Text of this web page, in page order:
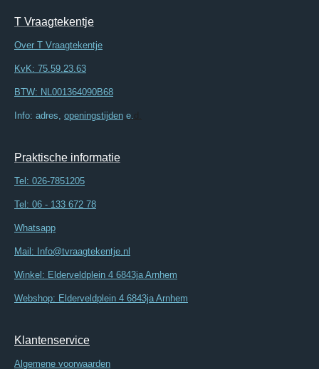
T Vraagtekentje
Over T Vraagtekentje
KvK: 75.59.23.63
BTW: NL001364090B68
Info: adres, openingstijden e.
Praktische informatie
Tel: 026-7851205
Tel: 06 - 133 672 78
Whatsapp
Mail: Info@tvraagtekentje.nl
Winkel: Elderveldplein 4 6843ja Arnhem
Webshop: Elderveldplein 4 6843ja Arnhem
Klantenservice
Algemene voorwaarden